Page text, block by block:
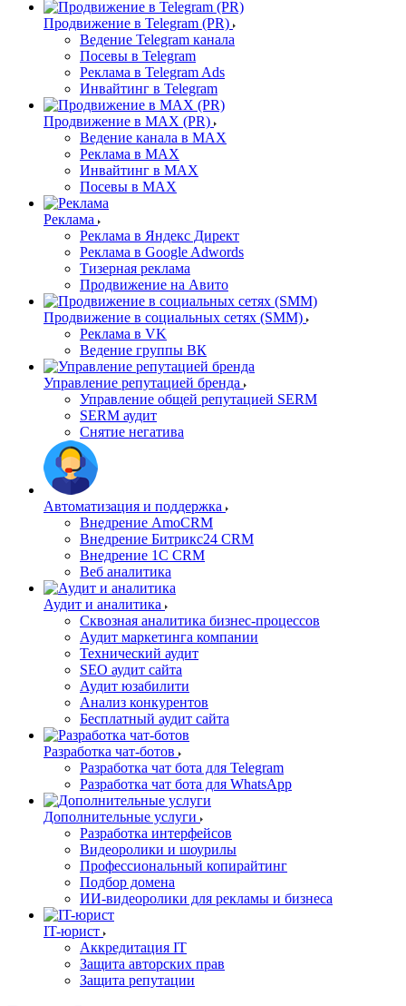
Продвижение в Telegram (PR)
Ведение Telegram канала
Посевы в Telegram
Реклама в Telegram Ads
Инвайтинг в Telegram
Продвижение в MAX (PR)
Ведение канала в MAX
Реклама в MAX
Инвайтинг в MAX
Посевы в MAX
Реклама
Реклама в Яндекс Директ
Реклама в Google Adwords
Тизерная реклама
Продвижение на Авито
Продвижение в социальных сетях (SMM)
Реклама в VK
Ведение группы ВК
Управление репутацией бренда
Управление общей репутацией SERM
SERM аудит
Снятие негатива
Автоматизация и поддержка
Внедрение AmoCRM
Внедрение Битрикс24 CRM
Внедрение 1C CRM
Веб аналитика
Аудит и аналитика
Сквозная аналитика бизнес-процессов
Аудит маркетинга компании
Технический аудит
SEO аудит сайта
Аудит юзабилити
Анализ конкурентов
Бесплатный аудит сайта
Разработка чат-ботов
Разработка чат бота для Telegram
Разработка чат бота для WhatsApp
Дополнительные услуги
Разработка интерфейсов
Видеоролики и шоурилы
Профессиональный копирайтинг
Подбор домена
ИИ-видеоролики для рекламы и бизнеса
IT-юрист
Аккредитация IT
Защита авторских прав
Защита репутации